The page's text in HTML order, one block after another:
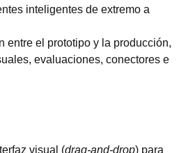
inteligentes de extremo a
entre el prototipo y la producción,
evaluaciones, conectores e
visual (drag-and-drop) para